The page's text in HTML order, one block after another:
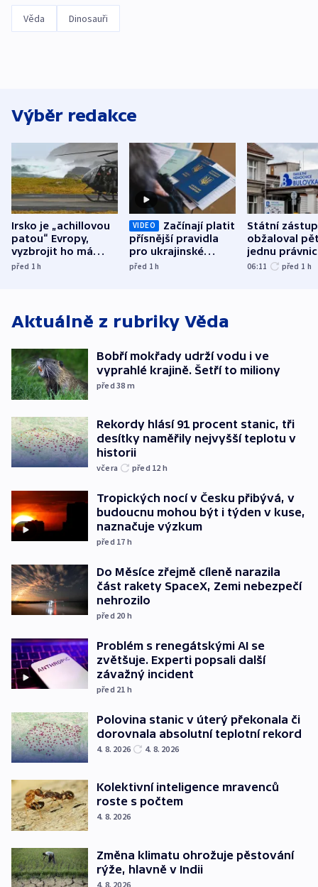
Věda Dinosauři
Výběr redakce
Irsko je „achillovou
patou“ Evropy,
vyzbrojit ho má
Francie
před 1h
VIDEO
Začínají platit
přísnější pravidla
pro ukrajinské
uprchlíky
před 1h
Státní
obžaloval
jednu
osobu v
06:11 před 1 h
Aktuálně z rubriky Věda
Bobří mokřady udrží vodu i ve
vyprahlé krajině. Šetří to miliony
před 38 m
Rekordy hlásí 91 procent stanic, tři
desítky naměřily nejvyšší teplotu v
historii
včera před 12 h
Tropických nocí v Česku přibývá, v
budoucnu mohou být i týden v kuse,
naznačuje výzkum
před 17 h
Do Měsíce zřejmě cíleně narazila
část rakety SpaceX, Zemi nebezpečí
nehrozilo
před 20 h
Problém s renegátskými AI se
zvětšuje. Experti popsali další
závažný incident
před 21 h
Polovina stanic v úterý překonala či
dorovnala absolutní teplotní rekord
4. 8. 2026 4. 8. 2026
Kolektivní inteligence mravenců
roste s počtem
4. 8. 2026
Změna klimatu ohrožuje pěstování
rýže, hlavně v Indii
4. 8. 2026